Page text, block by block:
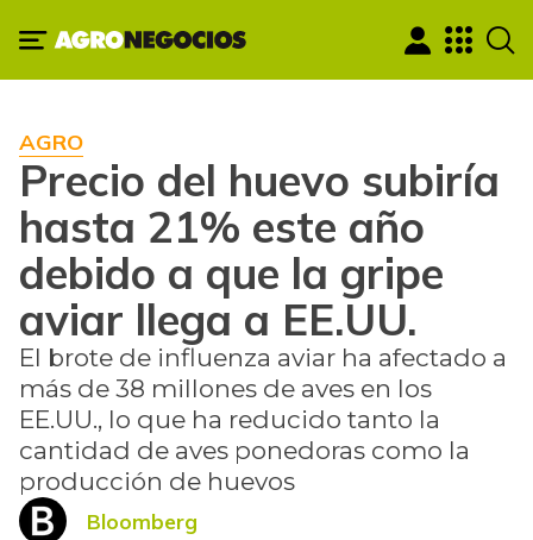
AGRO
Precio del huevo subiría
hasta 21% este año
debido a que la gripe
aviar llega a EE.UU.
El brote de influenza aviar ha afectado a
más de 38 millones de aves en los
EE.UU., lo que ha reducido tanto la
cantidad de aves ponedoras como la
producción de huevos
Bloomberg